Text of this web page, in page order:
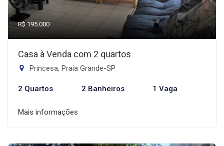
R$ 195.000
Casa à Venda com 2 quartos
Princesa, Praia Grande-SP
2 Quartos 2 Banheiros 1 Vaga
Mais informações